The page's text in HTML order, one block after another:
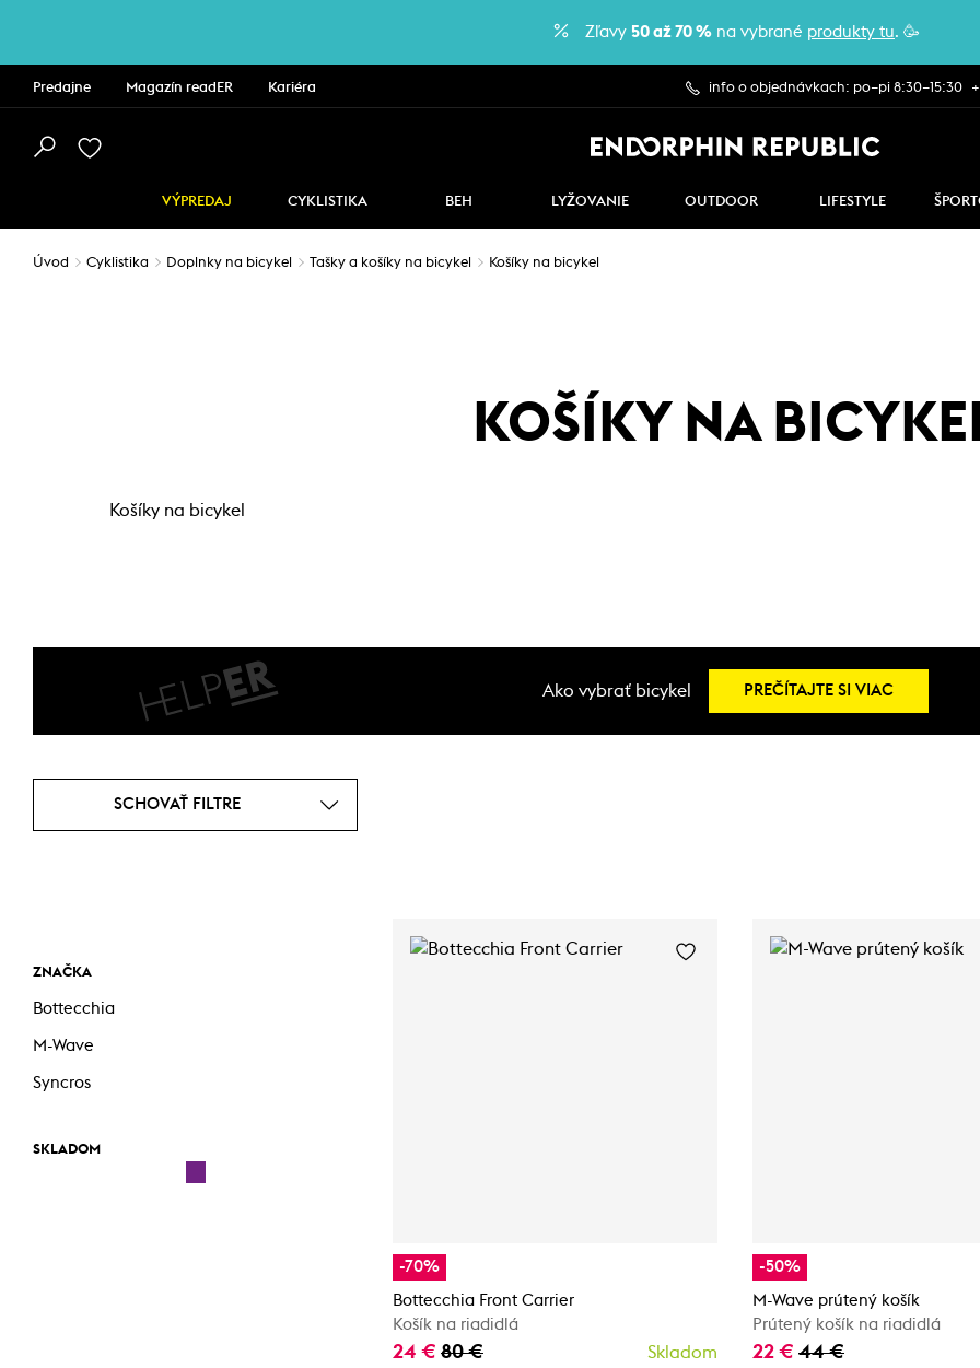
Zľavy 50 až 70 % na vybrané produkty tu. 🥳
Predajne Magazín readER Kariéra info o objednávkach: po–pi 8:30–15:30
VÝPREDAJ CYKLISTIKA BEH LYŽOVANIE OUTDOOR LIFESTYLE
Úvod Cyklistika Doplnky na bicykel Tašky a košíky na bicykel Košíky na bicykel
KOŠÍKY NA
Košíky na bicykel
Ako vybrať bicykel PREČÍTAJTE SI VIAC
SCHOVAŤ FILTRE
ZNAČKA
Bottecchia
M-Wave
Syncros
SKLADOM
-70%
Bottecchia Front Carrier
Košík na riadidlá
24 € 80 € Skladom
-50%
M-Wave prútený košík
Prútený košík na riadidlá
22 € 44 €